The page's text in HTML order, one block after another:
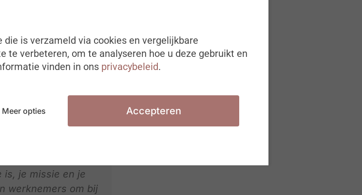
te kijken. Werknemers
dat ze nog maar weinig
huidige werkgever. Na
tussen de eigen normen
van job, zo blijkt uit het
is, je missie en je
werknemers om bij
is verzameld via cookies en vergelijkbare
te verbeteren, om te analyseren hoe u deze gebruikt en
vinden in ons privacybeleid.
Meer opties Accepteren